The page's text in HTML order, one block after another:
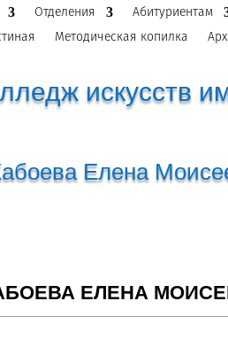
Отделения Абитуриентам
Методическая копилка
искусств
Елена
ЕЛЕНА